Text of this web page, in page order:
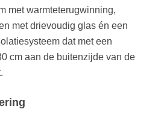
met warmteterugwinning,
met drievoudig glas én een
dat met een
cm aan de buitenzijde van de